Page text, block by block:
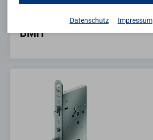
BMH
Datenschutz Impressum